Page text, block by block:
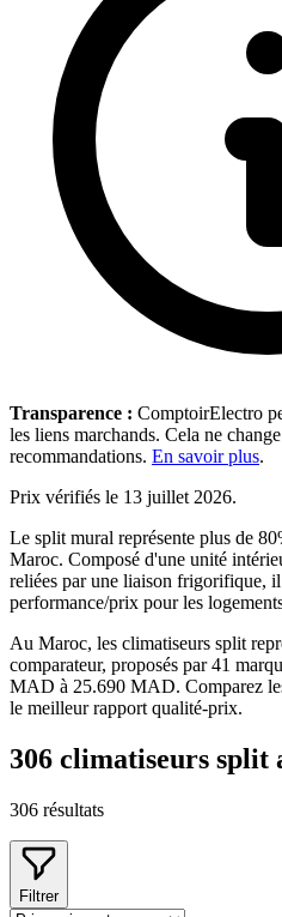
Transparence : ComptoirElectro
les liens marchands. Cela ne
recommandations. En savoir plus.
Prix vérifiés le 13 juillet 2026.
Le split mural représente plus de
Maroc. Composé d'une unité
reliées par une liaison frigorifique,
performance/prix pour les
Au Maroc, les climatiseurs split
comparateur, proposés par 41
MAD à 25.690 MAD. Comparez
le meilleur rapport qualité-prix.
306 climatiseurs split
306 résultats
Filtrer